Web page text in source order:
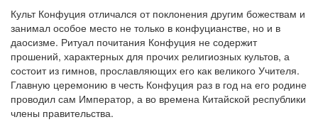
Культ Конфуция отличался от поклонения другим божествам и
занимал особое место не только в конфуцианстве, но и в
даосизме. Ритуал почитания Конфуция не содержит
прошений, характерных для прочих религиозных культов, а
состоит из гимнов, прославляющих его как великого Учителя.
Главную церемонию в честь Конфуция раз в год на его родине
проводил сам Император, а во времена Китайской республики
члены правительства.